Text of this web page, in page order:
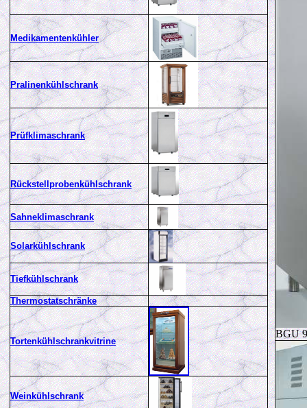
Medikamentenkühler
Pralinenkühlschrank
Prüfklimaschrank
Rückstellprobenkühlschrank
Sahneklimaschrank
Solarkühlschrank
Tiefkühlschrank
Thermostatschränke
Tortenkühlschrankvitrine
Weinkühlschrank
BGU